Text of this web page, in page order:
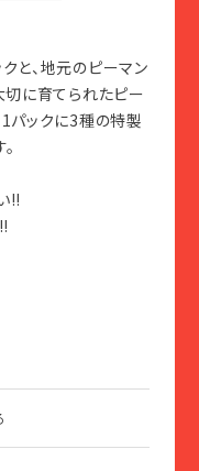
と、地元のピーマン
切に育てられたピー
パックに3種の特製
‼︎